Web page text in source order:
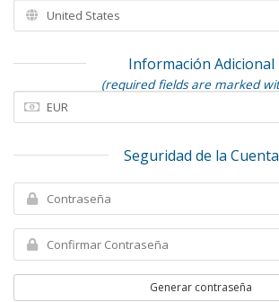
Información Adicional
(required fields are marked
Seguridad de la Cuenta
Generar contraseña